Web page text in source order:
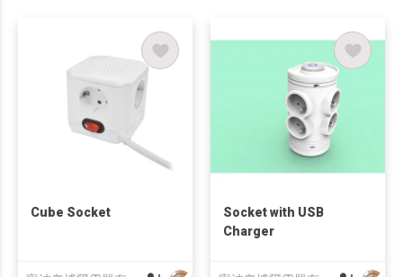
Cube Socket
Socket with USB
Charger